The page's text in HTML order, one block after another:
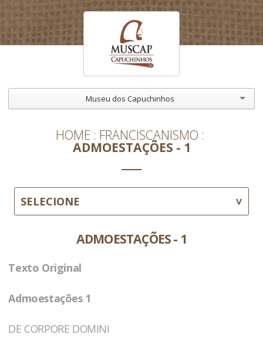
Museu dos Capuchinhos
HOME FRANCISCANISMO
ADMOESTAÇÕES - 1
SELECIONE
ADMOESTAÇÕES - 1
Texto Original
Admoestações 1
DE CORPORE DOMINI